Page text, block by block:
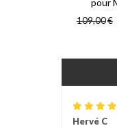
pour
€
109,00
Hervé C